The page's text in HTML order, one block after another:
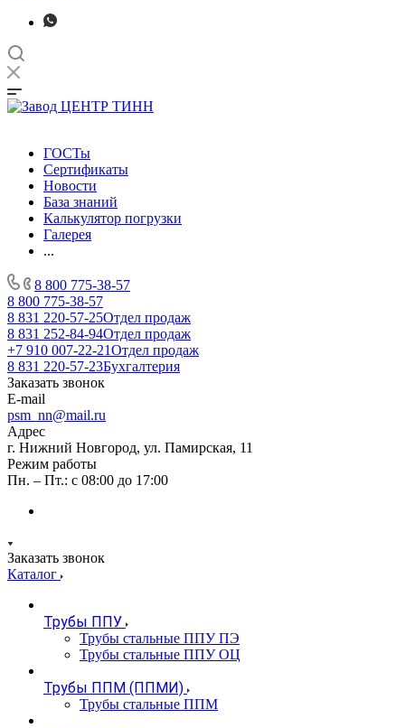
ГОСТы
Сертификаты
Новости
База знаний
Калькулятор погрузки
Галерея
...
8 800 775-38-57
8 800 775-38-57
8 831 220-57-25Отдел продаж
8 831 252-84-94Отдел продаж
+7 910 007-22-21Отдел продаж
8 831 220-57-23Бухгалтерия
Заказать звонок
E-mail
psm_nn@mail.ru
Адрес
г. Нижний Новгород, ул. Памирская, 11
Режим работы
Пн. – Пт.: с 08:00 до 17:00
Заказать звонок
Каталог
Трубы ППУ
Трубы стальные ППУ ПЭ
Трубы стальные ППУ ОЦ
Трубы ППМ (ППМИ)
Трубы стальные ППМ